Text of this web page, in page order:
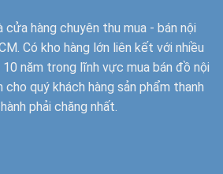
cửa hàng chuyên thu mua - bán nội
Có kho hàng lớn liên kết với nhiều
năm trong lĩnh vực mua bán đồ nội
quý khách hàng sản phẩm thanh
phải chăng nhất.